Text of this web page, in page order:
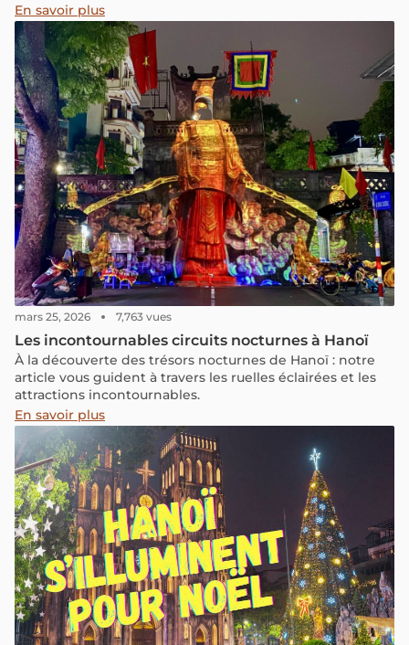
En savoir plus
mars 25, 2026 7,763 vues
Les incontournables circuits nocturnes à Hanoï
À la découverte des trésors nocturnes de Hanoï : notre
article vous guident à travers les ruelles éclairées et les
attractions incontournables.
En savoir plus